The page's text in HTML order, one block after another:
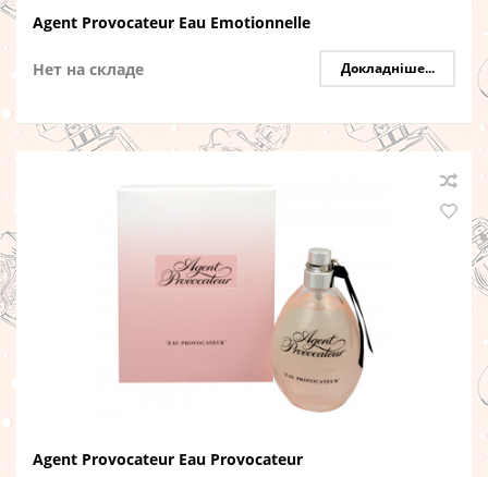
Agent Provocateur Eau Emotionnelle
Нет на складе Докладніше...
Agent Provocateur Eau Provocateur